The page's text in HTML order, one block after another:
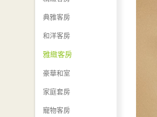
典雅客房
和洋客房
雅緻客房
豪華和室
家庭套房
寵物客房